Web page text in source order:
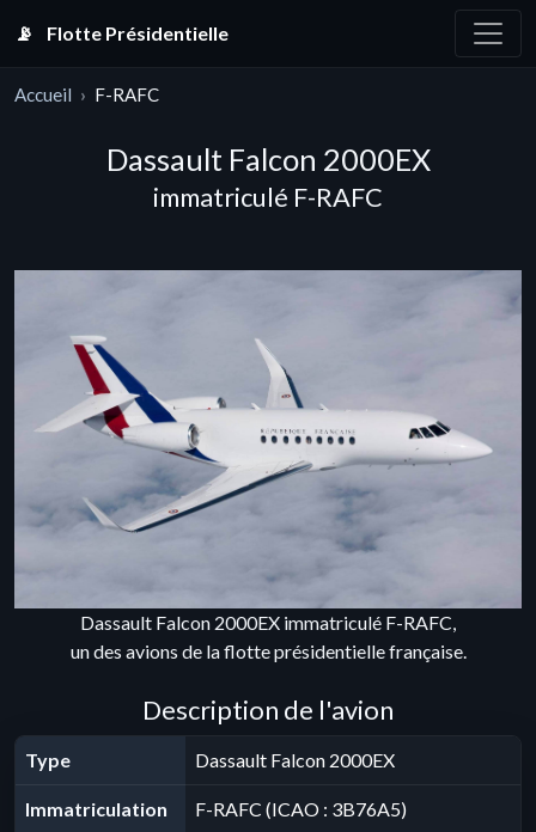
📡 Flotte Présidentielle
Accueil F-RAFC
Dassault Falcon 2000EX
immatriculé F-RAFC
Dassault Falcon 2000EX immatriculé F-RAFC,
un des avions de la flotte présidentielle française.
Description de l'avion
Type Dassault Falcon 2000EX
Immatriculation F-RAFC (ICAO : 3B76A5)